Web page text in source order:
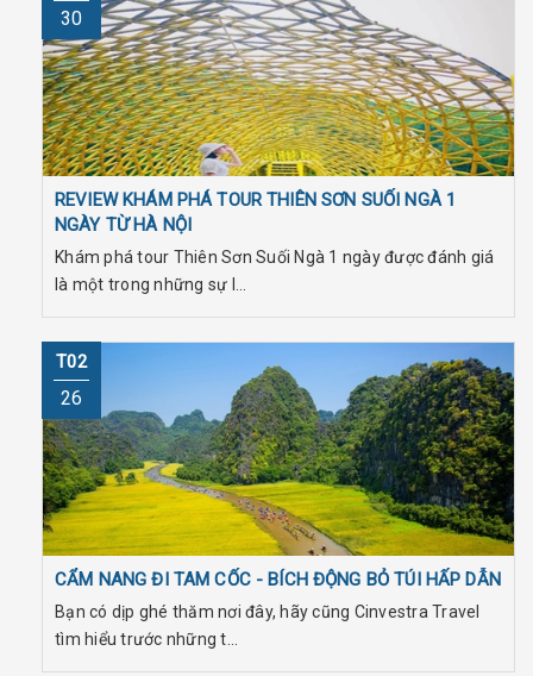
30
REVIEW KHÁM PHÁ TOUR THIÊN SƠN SUỐI NGÀ 1
NGÀY TỪ HÀ NỘI
Khám phá tour Thiên Sơn Suối Ngà 1 ngày được đánh giá
là một trong những sự l...
T02
26
CẨM NANG ĐI TAM CỐC - BÍCH ĐỘNG BỎ TÚI HẤP DẪN
Bạn có dịp ghé thăm nơi đây, hãy cũng Cinvestra Travel
tìm hiểu trước những t...